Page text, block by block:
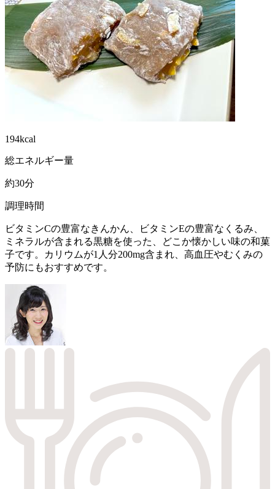
194kcal
総エネルギー量
約30分
調理時間
ビタミンCの豊富なきんかん、ビタミンEの豊富なくるみ、
ミネラルが含まれる黒糖を使った、どこか懐かしい味の和菓
子です。カリウムが1人分200mg含まれ、高血圧やむくみの
予防にもおすすめです。